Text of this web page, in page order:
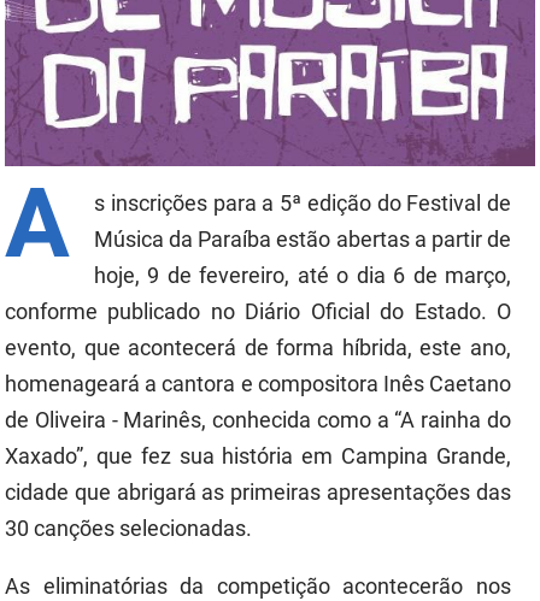
Planejamento, Orçamento e Gestão
Procuradoria Geral do Estado
Representação Institucional
Saúde
Segurança e Defesa Social
Turismo e Desenvolvimento Econômico
FUNES
FUNESC
IMEQ
IPHAEP
LIFESA
LOTEP
Ouvidoria Geral do Estado
PAP
A
s inscrições para a 5ª edição do Festival de
Música da Paraíba estão abertas a partir de
hoje, 9 de fevereiro, até o dia 6 de março,
conforme publicado no Diário Oficial do Estado. O
evento, que acontecerá de forma híbrida, este ano,
homenageará a cantora e compositora Inês Caetano
de Oliveira - Marinês, conhecida como a “A rainha do
Xaxado”, que fez sua história em Campina Grande,
cidade que abrigará as primeiras apresentações das
30 canções selecionadas.
As eliminatórias da competição acontecerão nos